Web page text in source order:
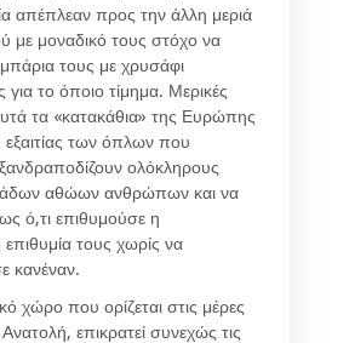
απέπλεαν προς την άλλη μεριά
με μοναδικό τους στόχο να
τους με χρυσάφι
το όποιο τίμημα. Μερικές
τα «κατακάθια» της Ευρώπης
των όπλων που
ολόκληρους
αθώων ανθρώπων και να
ό,τι επιθυμούσε η
τους χωρίς να
κανέναν.
χώρο που ορίζεται στις μέρες
επικρατεί συνεχώς τις